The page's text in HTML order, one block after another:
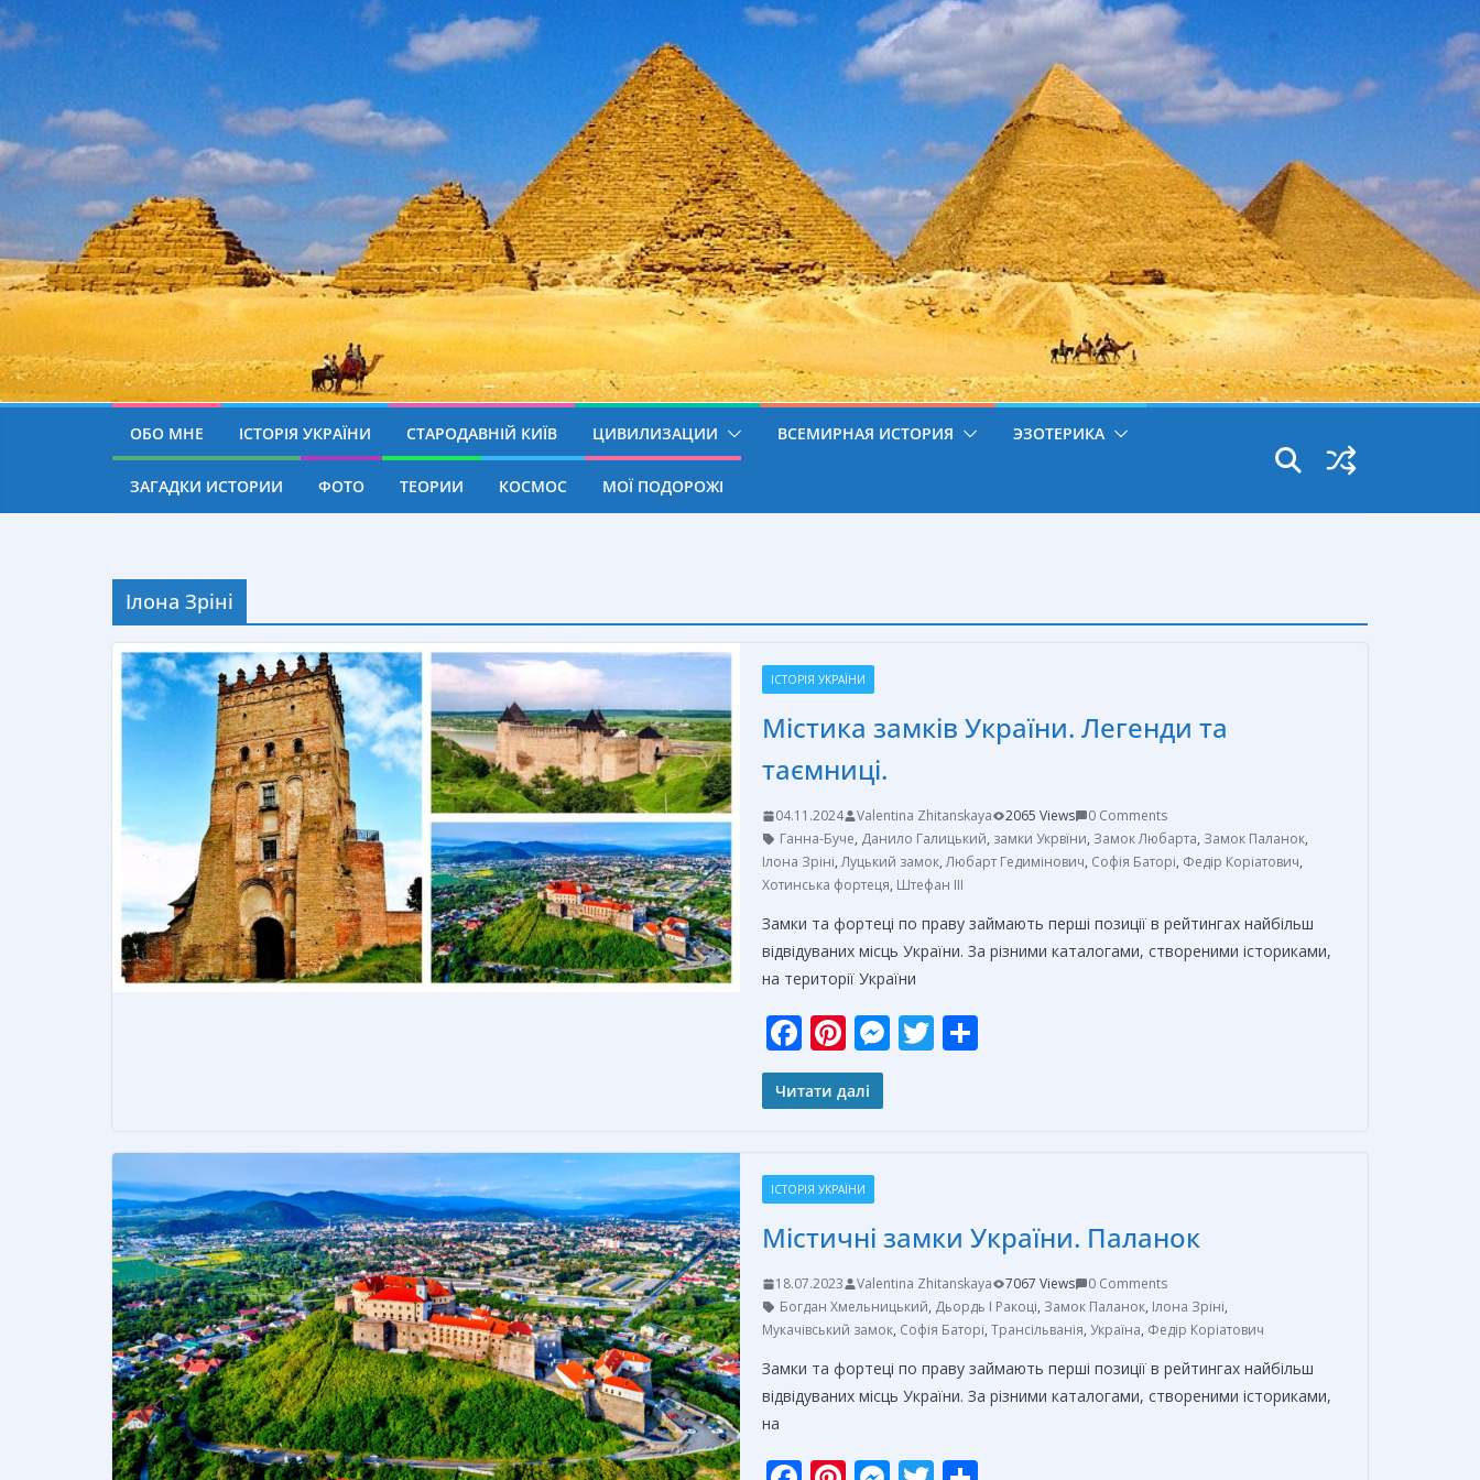
ОБО МНЕ ІСТОРІЯ УКРАЇНИ СТАРОДАВНІЙ КИЇВ ЦИВИЛИЗАЦИИ ВСЕМИРНАЯ ИСТОРИЯ ЭЗОТЕРИКА
ЗАГАДКИ ИСТОРИИ ФОТО ТЕОРИИ КОСМОС МОЇ ПОДОРОЖІ
Ілона Зріні
ІСТОРІЯ УКРАЇНИ
Містика замків України. Легенди та
таємниці.
04.11.2024 Valentina Zhitanskaya 2065 Views
0 Comments
Ганна-Буче, Данило Галицький, замки Укрвїни, Замок Любарта, Замок Паланок,
Ілона Зріні,Луцький замок,Любарт Гедимінович, Софія Баторі, Федір Коріатович,
Хотинська фортеця, Штефан ІІІ
Замки та фортеці по праву займають перші позиції в рейтингах найбільш
відвідуваних місць України. За різними каталогами, створеними істориками,
на території України
F
ac
e
o
o
k
Pi
nt
er
st
M
er
T
и
т
ь
Читати далі
ІСТОРІЯ УКРАЇНИ
Містичні замки України. Паланок
18.07.2023 Valentina Zhitanskaya 7067 Views
0 Comments
Богдан Хмельницький, Дьордь I Ракоці, Замок Паланок, Ілона Зріні,
Мукачівський замок, Софія Баторі, Трансільванія, Україна, Федір Коріатович
Замки та фортеці по праву займають перші позиції в рейтингах найбільш
відвідуваних місць України. За різними каталогами, створеними істориками,
на